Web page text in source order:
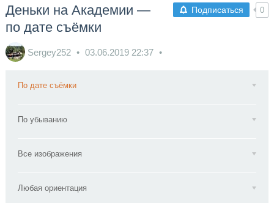
Подписаться 0
Деньки на Академии —
по дате съёмки
Sergey252 03.06.2019 22:37
По дате съёмки
По убыванию
Все изображения
Любая ориентация